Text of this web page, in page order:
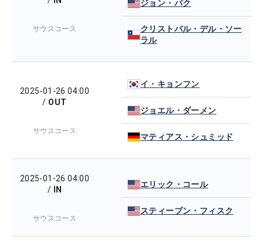
サウスコース
ジョン・パク
クリストバル・デル・ソー
ラル
2025-01-26 04:00
/ OUT
サウスコース
イ・キョンフン
ジョエル・ダーメン
マティアス・シュミッド
2025-01-26 04:00
/
IN
サウスコース
エリック・コール
スティーブン・フィスク